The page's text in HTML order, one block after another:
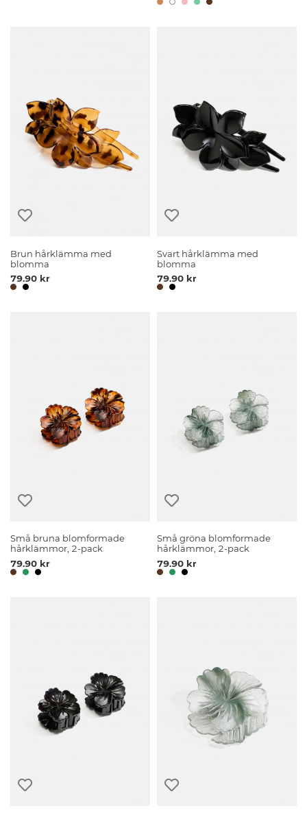
Brun hårklämma med
blomma
79.90 kr
Svart hårklämma med
blomma
79.90 kr
Små bruna blomformade
hårklämmor, 2-pack
79.90 kr
Små gröna blomformade
hårklämmor, 2-pack
79.90 kr